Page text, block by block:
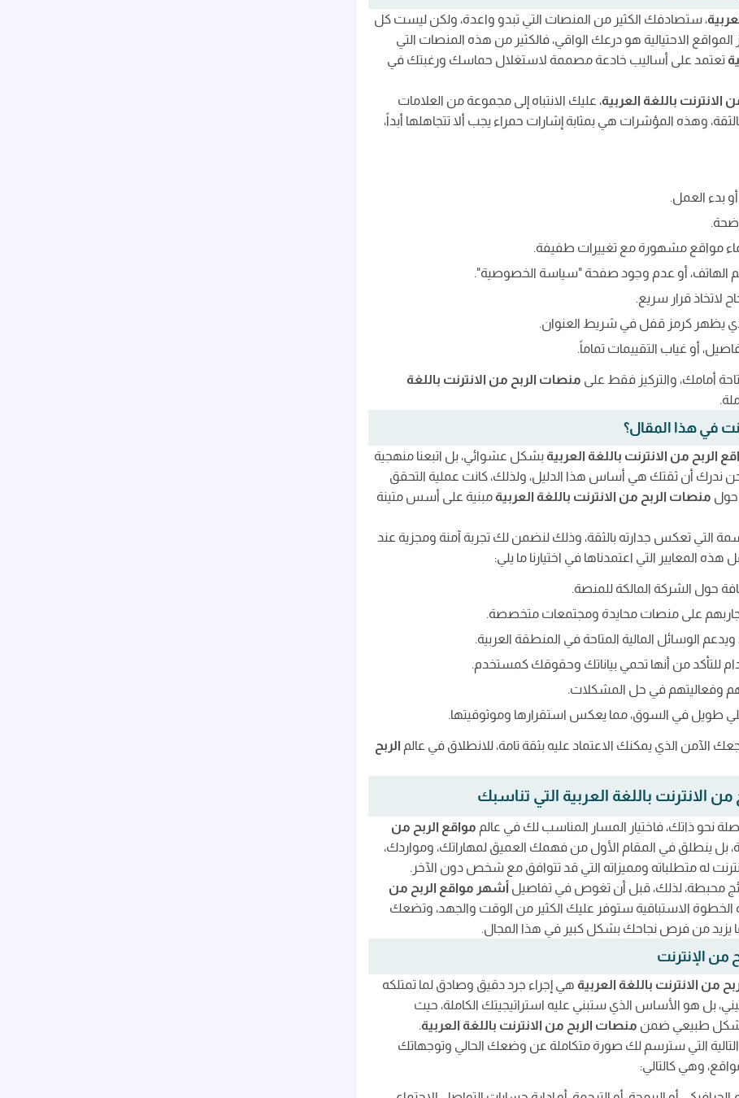
، ستصادفك الكثير من المنصات التي تبدو واعدة، ولكن ليست كل
الاحتيالية هو درعك الواقي، فالكثير من هذه المنصات التي
تعتمد على أساليب خادعة مصممة لاستغلال حماسك ورغبتك في
الانترنت باللغة العربية، عليك الانتباه إلى مجموعة من العلامات
وهذه المؤشرات هي بمثابة إشارات حمراء يجب ألا تتجاهلها أبداً،
بدء العمل.
الهاتف، أو عدم وجود صفحة "سياسة الخصوصية".
لاتخاذ قرار سريع.
أو غياب التقييمات تماماً.
أمامك، والتركيز فقط على منصات الربح من الانترنت باللغة
في هذا المقال؟
الربح من الانترنت باللغة العربية بشكل عشوائي، بل اتبعنا منهجية
ندرك أن ثقتك هي أساس هذا الدليل، ولذلك، كانت عملية التحقق
حول منصات الربح من الانترنت باللغة العربية مبنية على أسس متينة
التي تعكس جدارته بالثقة، وذلك لنضمن لك تجربة آمنة ومجزية عند
هذه المعايير التي اعتمدناها في اختيارنا ما يلي:
حول الشركة المالكة للمنصة.
على منصات محايدة ومجتمعات متخصصة.
الوسائل المالية المتاحة في المنطقة العربية.
من أنها تحمي بياناتك وحقوقك كمستخدم.
وفعاليتهم في حل المشكلات.
طويل في السوق، مما يعكس استقرارها وموثوقيتها.
الذي يمكنك الاعتماد عليه بثقة تامة، للانطلاق في عالم الربح
الانترنت باللغة العربية التي تناسبك
نحو ذاتك، فاختيار المسار المناسب لك في عالم مواقع الربح من
بل ينطلق في المقام الأول من فهمك العميق لمهاراتك، ومواردك،
له متطلباته ومميزاته التي قد تتوافق مع شخص دون الآخر.
محبطة، لذلك، قبل أن تغوص في تفاصيل أشهر مواقع الربح من
الخطوة الاستباقية ستوفر عليك الكثير من الوقت والجهد، وتضعك
يزيد من فرص نجاحك بشكل كبير في هذا المجال.
من الإنترنت
من الانترنت باللغة العربية هي إجراء جرد دقيق وصادق لما تمتلكه
بل هو الأساس الذي ستبني عليه استراتيجيتك الكاملة، حيث
بشكل طبيعي ضمن منصات الربح من الانترنت باللغة العربية.
التي سترسم لك صورة متكاملة عن وضعك الحالي وتوجهاتك
وهي كالتالي: